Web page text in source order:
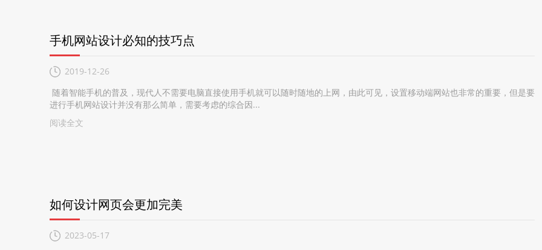
手机网站设计必知的技巧点
2019-12-26
随着智能手机的普及，现代人不需要电脑直接使用手机就可以随时随地的上网，由此可见，设置移动端网站也非常的重要，但是要
进行手机网站设计并没有那么简单，需要考虑的综合因...
阅读全文
如何设计网页会更加完美
2023-05-17